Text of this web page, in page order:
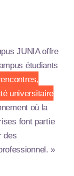
JUNIA offre
étudiants
universitaire
où la
font partie
des
»